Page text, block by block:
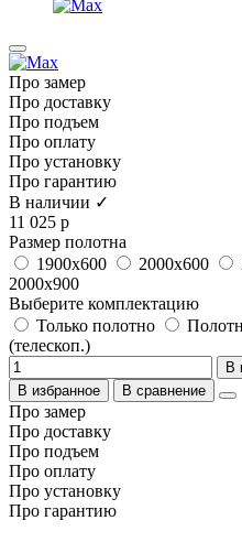
Про замер
Про доставку
Про подъем
Про оплату
Про установку
Про гарантию
В наличии ✓
11 025 р
Размер полотна
1900x600
2000x600
2000x900
Выберите комплектацию
Только полотно
(телескоп.)
В
В избранное
В сравнение
Про замер
Про доставку
Про подъем
Про оплату
Про установку
Про гарантию